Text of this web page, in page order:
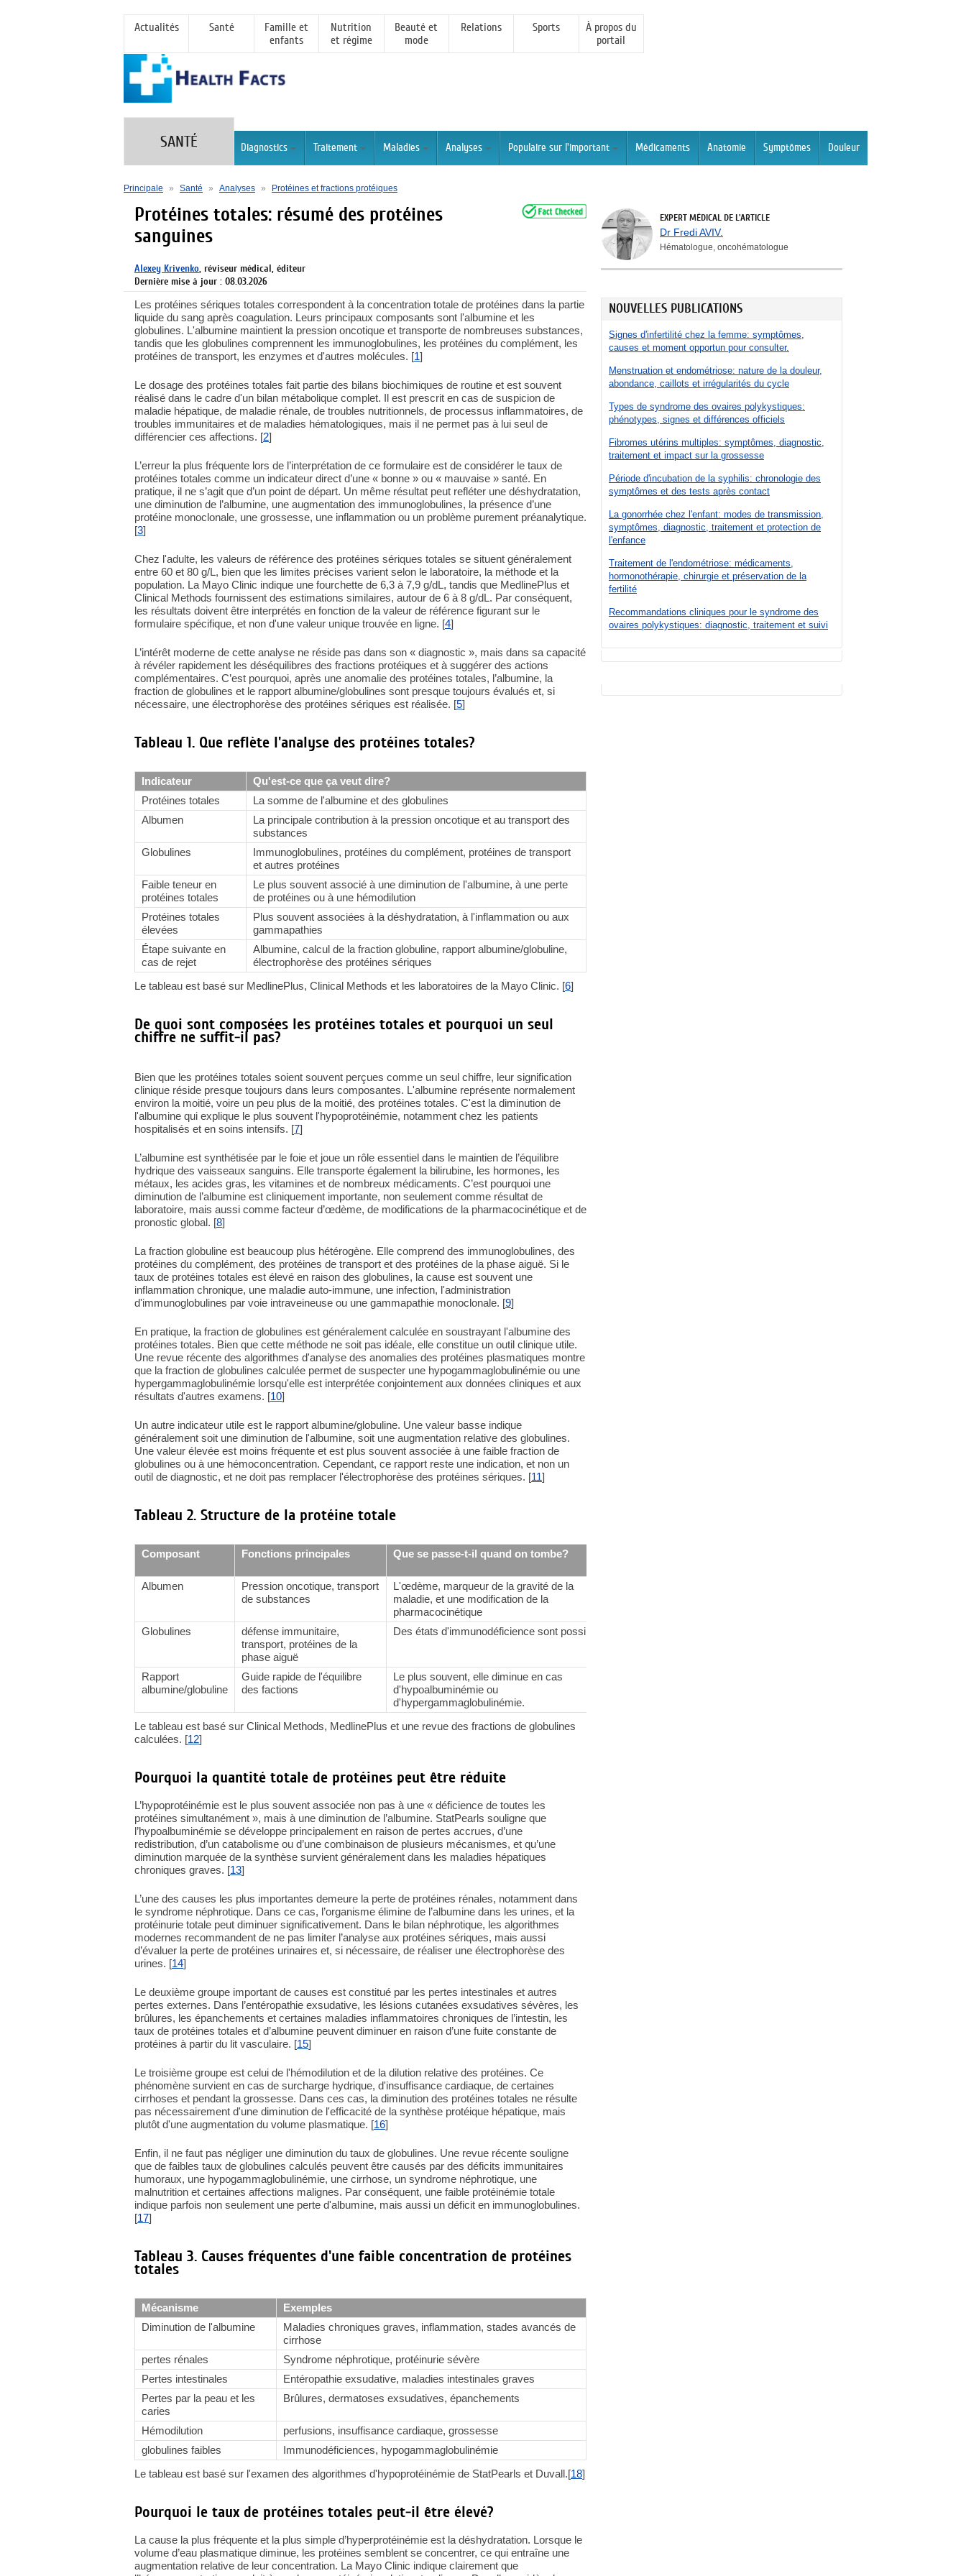
Actualités Santé
Famille et
enfants
Nutrition
et régime
Beauté et
mode
Relations Sports
À propos du
portail
SANTÉ Diagnostics Traitement Maladies Analyses Populaire sur l'important Médicaments Anatomie Symptômes Douleur
Principale » Santé » Analyses » Protéines et fractions protéiques
EXPERT MÉDICAL DE L'ARTICLE
Dr Fredi AVIV.
Hématologue, oncohématologue
NOUVELLES PUBLICATIONS
Signes d'infertilité chez la femme: symptômes,
causes et moment opportun pour consulter.
Menstruation et endométriose: nature de la douleur,
abondance, caillots et irrégularités du cycle
Types de syndrome des ovaires polykystiques:
phénotypes, signes et différences officiels
Fibromes utérins multiples: symptômes, diagnostic,
traitement et impact sur la grossesse
Période d'incubation de la syphilis: chronologie des
symptômes et des tests après contact
La gonorrhée chez l'enfant: modes de transmission,
symptômes, diagnostic, traitement et protection de
l'enfance
Traitement de l'endométriose: médicaments,
hormonothérapie, chirurgie et préservation de la
fertilité
Recommandations cliniques pour le syndrome des
ovaires polykystiques: diagnostic, traitement et suivi
Protéines totales: résumé des protéines
sanguines
Alexey Krivenko, réviseur médical, éditeur
Dernière mise à jour : 08.03.2026
Les protéines sériques totales correspondent à la concentration totale de protéines dans la partie
liquide du sang après coagulation. Leurs principaux composants sont l'albumine et les
globulines. L'albumine maintient la pression oncotique et transporte de nombreuses substances,
tandis que les globulines comprennent les immunoglobulines, les protéines du complément, les
protéines de transport, les enzymes et d'autres molécules. [1]
Le dosage des protéines totales fait partie des bilans biochimiques de routine et est souvent
réalisé dans le cadre d'un bilan métabolique complet. Il est prescrit en cas de suspicion de
maladie hépatique, de maladie rénale, de troubles nutritionnels, de processus inflammatoires, de
troubles immunitaires et de maladies hématologiques, mais il ne permet pas à lui seul de
différencier ces affections. [2]
L’erreur la plus fréquente lors de l’interprétation de ce formulaire est de considérer le taux de
protéines totales comme un indicateur direct d’une « bonne » ou « mauvaise » santé. En
pratique, il ne s’agit que d’un point de départ. Un même résultat peut refléter une déshydratation,
une diminution de l’albumine, une augmentation des immunoglobulines, la présence d’une
protéine monoclonale, une grossesse, une inflammation ou un problème purement préanalytique.
[3]
Chez l'adulte, les valeurs de référence des protéines sériques totales se situent généralement
entre 60 et 80 g/L, bien que les limites précises varient selon le laboratoire, la méthode et la
population. La Mayo Clinic indique une fourchette de 6,3 à 7,9 g/dL, tandis que MedlinePlus et
Clinical Methods fournissent des estimations similaires, autour de 6 à 8 g/dL. Par conséquent,
les résultats doivent être interprétés en fonction de la valeur de référence figurant sur le
formulaire spécifique, et non d'une valeur unique trouvée en ligne. [4]
L’intérêt moderne de cette analyse ne réside pas dans son « diagnostic », mais dans sa capacité
à révéler rapidement les déséquilibres des fractions protéiques et à suggérer des actions
complémentaires. C’est pourquoi, après une anomalie des protéines totales, l’albumine, la
fraction de globulines et le rapport albumine/globulines sont presque toujours évalués et, si
nécessaire, une électrophorèse des protéines sériques est réalisée. [5]
Tableau 1. Que reflète l'analyse des protéines totales?
Indicateur
Qu'est-ce que ça veut dire?
Protéines totales
La somme de l'albumine et des globulines
Albumen
La principale contribution à la pression oncotique et au transport des
substances
Globulines
Immunoglobulines, protéines du complément, protéines de transport
et autres protéines
Faible teneur en
protéines totales
Le plus souvent associé à une diminution de l'albumine, à une perte
de protéines ou à une hémodilution
Protéines totales
élevées
Plus souvent associées à la déshydratation, à l'inflammation ou aux
gammapathies
Étape suivante en
cas de rejet
Albumine, calcul de la fraction globuline, rapport albumine/globuline,
électrophorèse des protéines sériques
Le tableau est basé sur MedlinePlus, Clinical Methods et les laboratoires de la Mayo Clinic. [6]
De quoi sont composées les protéines totales et pourquoi un seul
chiffre ne suffit-il pas?
Bien que les protéines totales soient souvent perçues comme un seul chiffre, leur signification
clinique réside presque toujours dans leurs composantes. L'albumine représente normalement
environ la moitié, voire un peu plus de la moitié, des protéines totales. C'est la diminution de
l'albumine qui explique le plus souvent l'hypoprotéinémie, notamment chez les patients
hospitalisés et en soins intensifs. [7]
L’albumine est synthétisée par le foie et joue un rôle essentiel dans le maintien de l’équilibre
hydrique des vaisseaux sanguins. Elle transporte également la bilirubine, les hormones, les
métaux, les acides gras, les vitamines et de nombreux médicaments. C’est pourquoi une
diminution de l’albumine est cliniquement importante, non seulement comme résultat de
laboratoire, mais aussi comme facteur d’œdème, de modifications de la pharmacocinétique et de
pronostic global. [8]
La fraction globuline est beaucoup plus hétérogène. Elle comprend des immunoglobulines, des
protéines du complément, des protéines de transport et des protéines de la phase aiguë. Si le
taux de protéines totales est élevé en raison des globulines, la cause est souvent une
inflammation chronique, une maladie auto-immune, une infection, l'administration
d'immunoglobulines par voie intraveineuse ou une gammapathie monoclonale. [9]
En pratique, la fraction de globulines est généralement calculée en soustrayant l'albumine des
protéines totales. Bien que cette méthode ne soit pas idéale, elle constitue un outil clinique utile.
Une revue récente des algorithmes d'analyse des anomalies des protéines plasmatiques montre
que la fraction de globulines calculée permet de suspecter une hypogammaglobulinémie ou une
hypergammaglobulinémie lorsqu'elle est interprétée conjointement aux données cliniques et aux
résultats d'autres examens. [10]
Un autre indicateur utile est le rapport albumine/globuline. Une valeur basse indique
généralement soit une diminution de l'albumine, soit une augmentation relative des globulines.
Une valeur élevée est moins fréquente et est plus souvent associée à une faible fraction de
globulines ou à une hémoconcentration. Cependant, ce rapport reste une indication, et non un
outil de diagnostic, et ne doit pas remplacer l'électrophorèse des protéines sériques. [11]
Tableau 2. Structure de la protéine totale
Composant Fonctions principales Que se passe-t-il quand on tombe?
Albumen
Pression oncotique, transport
de substances
L'œdème, marqueur de la gravité de la
maladie, et une modification de la
pharmacocinétique
Globulines
défense immunitaire,
transport, protéines de la
phase aiguë
Des états d'immunodéficience sont possibles
Rapport
albumine/globuline
Guide rapide de l'équilibre
des factions
Le plus souvent, elle diminue en cas
d'hypoalbuminémie ou
d'hypergammaglobulinémie.
Le tableau est basé sur Clinical Methods, MedlinePlus et une revue des fractions de globulines
calculées. [12]
Pourquoi la quantité totale de protéines peut être réduite
L’hypoprotéinémie est le plus souvent associée non pas à une « déficience de toutes les
protéines simultanément », mais à une diminution de l’albumine. StatPearls souligne que
l’hypoalbuminémie se développe principalement en raison de pertes accrues, d’une
redistribution, d’un catabolisme ou d’une combinaison de plusieurs mécanismes, et qu’une
diminution marquée de la synthèse survient généralement dans les maladies hépatiques
chroniques graves. [13]
L’une des causes les plus importantes demeure la perte de protéines rénales, notamment dans
le syndrome néphrotique. Dans ce cas, l’organisme élimine de l’albumine dans les urines, et la
protéinurie totale peut diminuer significativement. Dans le bilan néphrotique, les algorithmes
modernes recommandent de ne pas limiter l’analyse aux protéines sériques, mais aussi
d’évaluer la perte de protéines urinaires et, si nécessaire, de réaliser une électrophorèse des
urines. [14]
Le deuxième groupe important de causes est constitué par les pertes intestinales et autres
pertes externes. Dans l’entéropathie exsudative, les lésions cutanées exsudatives sévères, les
brûlures, les épanchements et certaines maladies inflammatoires chroniques de l’intestin, les
taux de protéines totales et d’albumine peuvent diminuer en raison d’une fuite constante de
protéines à partir du lit vasculaire. [15]
Le troisième groupe est celui de l'hémodilution et de la dilution relative des protéines. Ce
phénomène survient en cas de surcharge hydrique, d'insuffisance cardiaque, de certaines
cirrhoses et pendant la grossesse. Dans ces cas, la diminution des protéines totales ne résulte
pas nécessairement d'une diminution de l'efficacité de la synthèse protéique hépatique, mais
plutôt d'une augmentation du volume plasmatique. [16]
Enfin, il ne faut pas négliger une diminution du taux de globulines. Une revue récente souligne
que de faibles taux de globulines calculés peuvent être causés par des déficits immunitaires
humoraux, une hypogammaglobulinémie, une cirrhose, un syndrome néphrotique, une
malnutrition et certaines affections malignes. Par conséquent, une faible protéinémie totale
indique parfois non seulement une perte d'albumine, mais aussi un déficit en immunoglobulines.
[17]
Tableau 3. Causes fréquentes d'une faible concentration de protéines
totales
Mécanisme
Exemples
Diminution de l'albumine
Maladies chroniques graves, inflammation, stades avancés de
cirrhose
pertes rénales
Syndrome néphrotique, protéinurie sévère
Pertes intestinales
Entéropathie exsudative, maladies intestinales graves
Pertes par la peau et les
caries
Brûlures, dermatoses exsudatives, épanchements
Hémodilution
perfusions, insuffisance cardiaque, grossesse
globulines faibles
Immunodéficiences, hypogammaglobulinémie
Le tableau est basé sur l'examen des algorithmes d'hypoprotéinémie de StatPearls et Duvall.[18]
Pourquoi le taux de protéines totales peut-il être élevé?
La cause la plus fréquente et la plus simple d’hyperprotéinémie est la déshydratation. Lorsque le
volume d’eau plasmatique diminue, les protéines semblent se concentrer, ce qui entraîne une
augmentation relative de leur concentration. La Mayo Clinic indique clairement que